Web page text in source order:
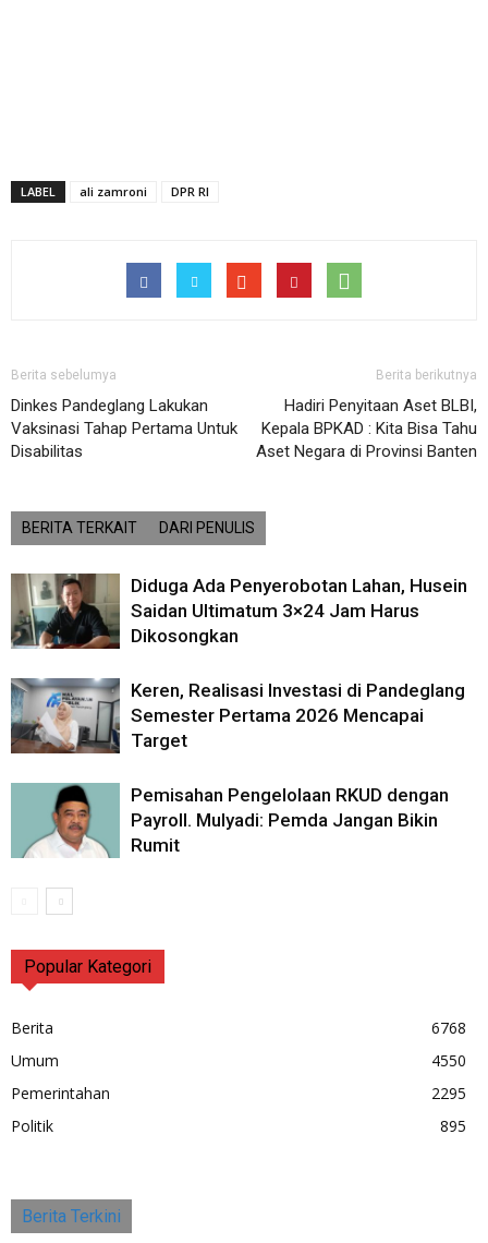
LABEL ali zamroni DPR RI
Berita sebelumya
Dinkes Pandeglang Lakukan
Vaksinasi Tahap Pertama Untuk
Disabilitas
Berita berikutnya
Hadiri Penyitaan Aset BLBI,
Kepala BPKAD : Kita Bisa Tahu
Aset Negara di Provinsi Banten
BERITA TERKAIT DARI PENULIS
Diduga Ada Penyerobotan Lahan, Husein
Saidan Ultimatum 3×24 Jam Harus
Dikosongkan
Keren, Realisasi Investasi di Pandeglang
Semester Pertama 2026 Mencapai
Target
Pemisahan Pengelolaan RKUD dengan
Payroll. Mulyadi: Pemda Jangan Bikin
Rumit
Popular Kategori
Berita
6768
Umum
4550
Pemerintahan
2295
Politik
895
Berita Terkini